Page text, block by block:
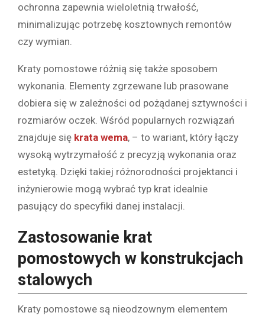
ochronna zapewnia wieloletnią trwałość,
minimalizując potrzebę kosztownych remontów
czy wymian.
Kraty pomostowe różnią się także sposobem
wykonania. Elementy zgrzewane lub prasowane
dobiera się w zależności od pożądanej sztywności i
rozmiarów oczek. Wśród popularnych rozwiązań
znajduje się krata wema, – to wariant, który łączy
wysoką wytrzymałość z precyzją wykonania oraz
estetyką. Dzięki takiej różnorodności projektanci i
inżynierowie mogą wybrać typ krat idealnie
pasujący do specyfiki danej instalacji.
Zastosowanie krat
pomostowych w konstrukcjach
stalowych
Kraty pomostowe są nieodzownym elementem